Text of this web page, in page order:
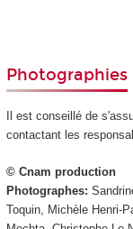
Photographies
Il est conseillé de
contactant les
© Cnam production
Photographes:
Toquin, Michèle Henri-